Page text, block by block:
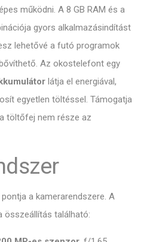
működni. A 8 GB RAM és a
gyors alkalmazásindítást
lehetővé a futó programok
Az okostelefont egy
látja el energiával,
egyetlen töltéssel. Támogatja
töltőfej nem része az
a kamerarendszere. A
összeállítás található: